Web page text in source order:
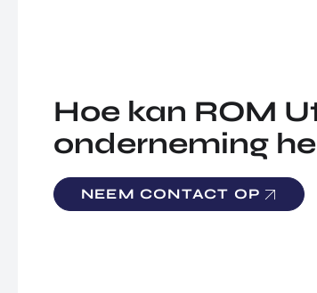
Hoe kan ROM
onderneming
NEEM CONTACT OP